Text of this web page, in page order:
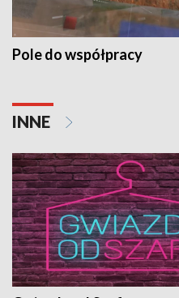
Pole do współpracy
INNE